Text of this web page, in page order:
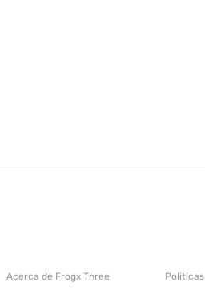
Acerca de Frogx Three Politicas